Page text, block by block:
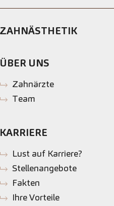
ZAHNÄSTHETIK
ÜBER UNS
Zahnärzte
Team
KARRIERE
Lust auf Karriere?
Stellenangebote
Fakten
Ihre Vorteile